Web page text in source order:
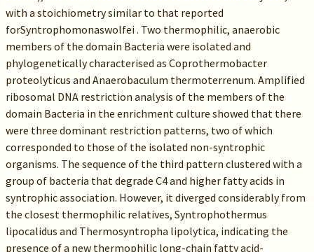
with a stoichiometry similar to that reported
forSyntrophomonaswolfei . Two thermophilic, anaerobic
members of the domain Bacteria were isolated and
phylogenetically characterised as Coprothermobacter
proteolyticus and Anaerobaculum thermoterrenum. Amplified
ribosomal DNA restriction analysis of the members of the
domain Bacteria in the enrichment culture showed that there
were three dominant restriction patterns, two of which
corresponded to those of the isolated non-syntrophic
organisms. The sequence of the third pattern clustered with a
group of bacteria that degrade C4 and higher fatty acids in
syntrophic association. However, it diverged considerably from
the closest thermophilic relatives, Syntrophothermus
lipocalidus and Thermosyntropha lipolytica, indicating the
presence of a new thermophilic long-chain fatty acid-